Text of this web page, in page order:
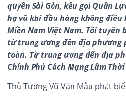
quyền Sài Gòn, kêu gọi Quân
hạ vũ khí đầu hàng không điều
Miền Nam Việt Nam. Tôi tuyên
từ trung ương đến địa phương
toàn. Từ trung ương đến địa
Chính Phủ Cách Mạng Lâm
Thủ Tướng Vũ Văn Mẫu phát